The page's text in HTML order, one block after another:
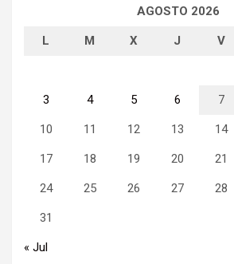
AGOSTO 2026
L M X J V
3 4 5 6 7
10 11 12 13 14
17 18 19 20 21
24 25 26 27 28
31
« Jul